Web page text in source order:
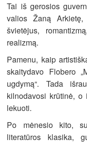
Tai iš gerosios
valios Žaną
švietėjus,
realizmą.
Pamenu, kaip
skaitydavo Flobero
ugdymą“. Tada
kilnodavosi krūtinė,
lekuoti.
Po mėnesio kito,
literatūros klasika,